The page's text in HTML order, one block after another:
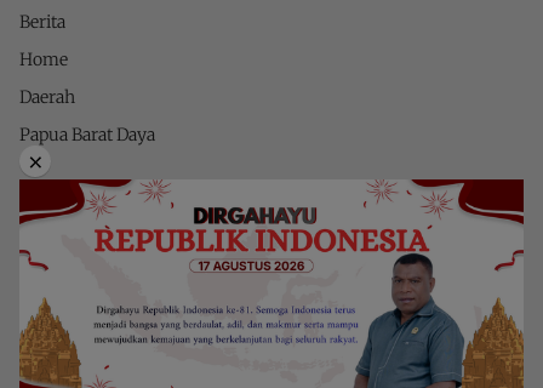
Berita
Home
Daerah
Papua Barat Daya
Privacy Policy Indeks Berita
Pedoman Media Siber
Powerd by detikpapuanet
×